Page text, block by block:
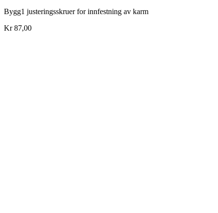
Bygg1 justeringsskruer for innfestning av karm
Kr 87,00